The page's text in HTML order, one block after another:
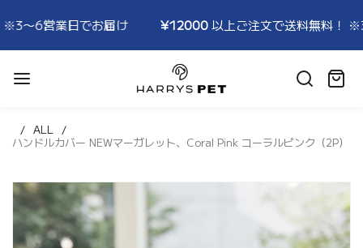
6営業日でお届け ¥12000以上ご注文で送料無料！ ※3〜6
HARRYSPET
カ
ALL
ハンドルカバー NEWマーガレット、Coral Pink コーラルピンク（2P）